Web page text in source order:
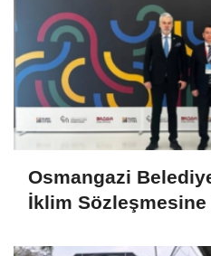
Osmangazi
İklim Sözleşmesine